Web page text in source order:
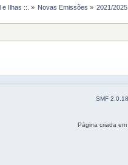
e Ilhas ::. » Novas Emissões » 2021/2025
SMF 2.0.18
Página criada